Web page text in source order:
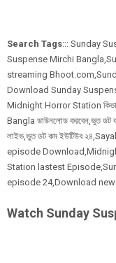
Search Tags::: Sunday
Suspense Mirchi
streaming
Download Sunday
Midnight Horror Station
Bangla ডাউনলোড করবেন,ভুত
লাইভ,ভুত ডট কম ইউটিউব
episode
Station lastest
episode 24,Download
Watch Sunday